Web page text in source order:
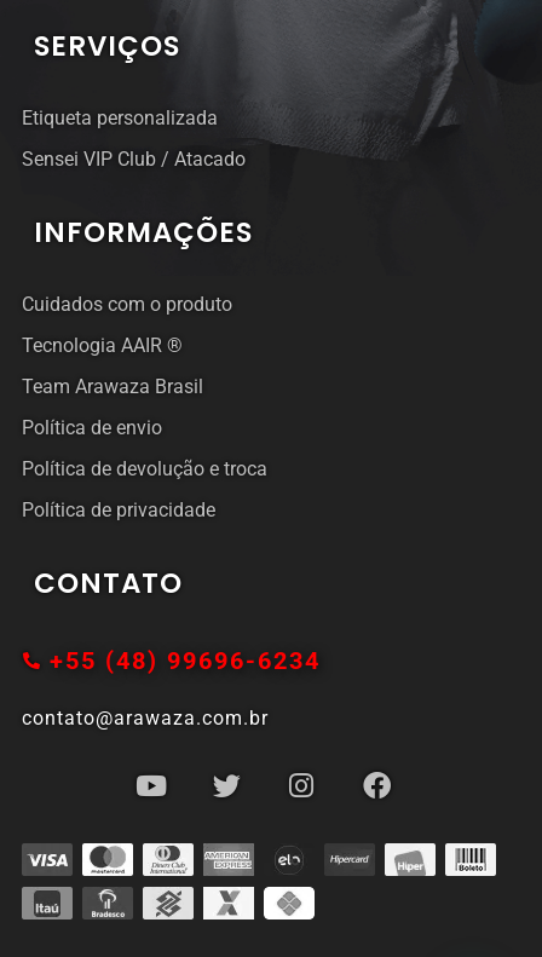
SERVIÇOS
Etiqueta personalizada
Sensei VIP Club / Atacado
INFORMAÇÕES
Cuidados com o produto
Tecnologia AAIR ®
Team Arawaza Brasil
Política de envio
Política de devolução e troca
Política de privacidade
CONTATO
+55 (48) 99696-6234
contato@arawaza.com.br